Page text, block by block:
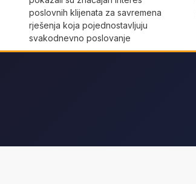
poslovnih klijenata za savremena
rješenja koja pojednostavljuju
svakodnevno poslovanje